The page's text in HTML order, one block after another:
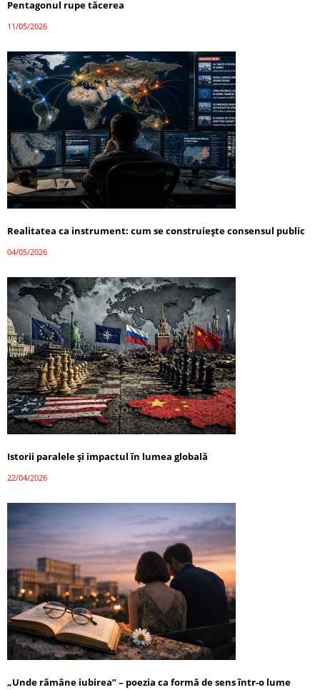
Pentagonul rupe tăcerea
11/05/2026
Realitatea ca instrument: cum se construiește consensul public
04/05/2026
Istorii paralele și impactul în lumea globală
22/04/2026
„Unde rămâne iubirea” – poezia ca formă de sens într-o lume